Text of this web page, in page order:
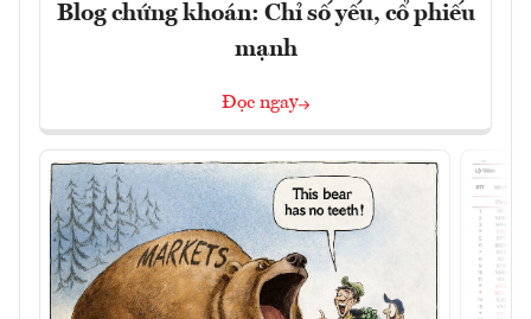
Blog chứng khoán: Chỉ số yếu, cổ phiếu
mạnh
Đọc ngay